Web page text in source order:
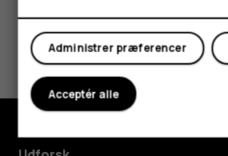
Min konto
Synes du, dette var nyttigt?
Ja Nej
Administrer præferencer
Acceptér alle